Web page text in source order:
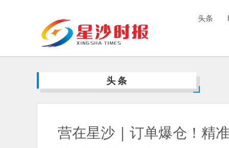
头条
头条
营在星沙 | 订单爆仓！精